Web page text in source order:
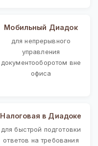
Мобильный Диадок
для непрерывного
управления
документооборотом вне
офиса
Налоговая в Диадоке
для быстрой подготовки
ответов на требования